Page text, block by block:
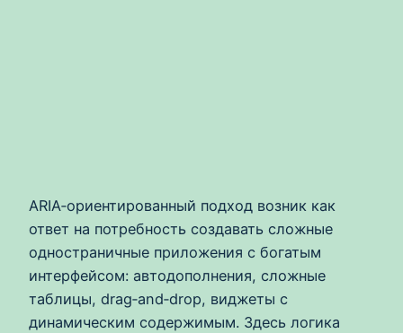
ARIA‑ориентированный подход возник как
ответ на потребность создавать сложные
одностраничные приложения с богатым
интерфейсом: автодополнения, сложные
таблицы, drag‑and‑drop, виджеты с
динамическим содержимым. Здесь логика